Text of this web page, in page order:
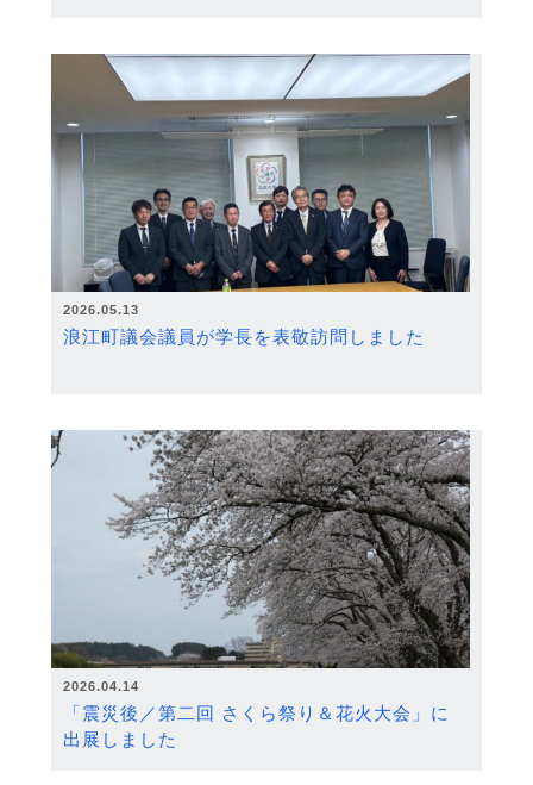
2026.05.13
浪江町議会議員が学長を表敬訪問しました
2026.04.14
「震災後／第二回 さくら祭り＆花火大会」に
出展しました